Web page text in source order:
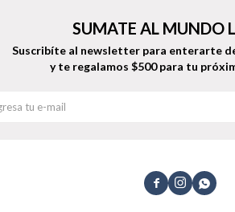
  
SUMATE AL MUNDO
Suscribíte al newsletter para enterarte
y te regalamos $500 para tu